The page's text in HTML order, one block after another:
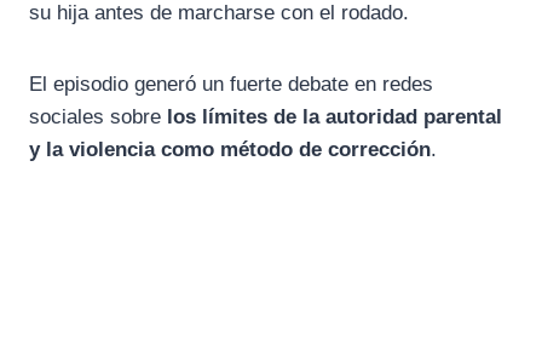
su hija antes de marcharse con el rodado.
El episodio generó un fuerte debate en redes
sociales sobre los límites de la autoridad parental
y la violencia como método de corrección.